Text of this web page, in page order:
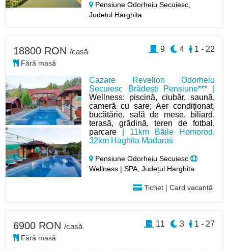
Pensiune Odorheiu Secuiesc,
Județul Harghita
Cazare Revelion Odorheiu
Secuiesc Brădești Pensiune*** |
Wellness: piscină, ciubăr, saună,
cameră cu sare; Aer condiționat,
bucătărie, sală de mese, biliard,
terasă, grădină, teren de fotbal,
parcare | 11km Băile Homorod,
32km Haghita Madaras
Pensiune Odorheiu Secuiesc
Wellness | SPA, Județul Harghita
Tichet | Card vacanță
18800 RON /casă
Fără masă
1 - 22
4
9
6900 RON /casă
Fără masă
1 - 27
3
11